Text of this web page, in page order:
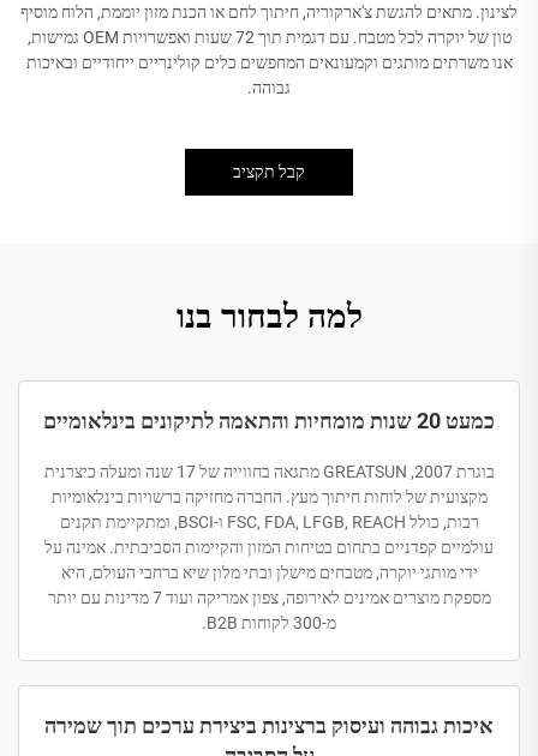
לצינון. מתאים להגשת צ'ארקוריה, חיתוך לחם או הכנת מזון יוממת, הלוח מוסיף
טון של יוקרה לכל מטבח. עם דגמית תוך 72 שעות ואפשרויות OEM גמישות,
אנו משרתים מותגים וקמעונאים המחפשים כלים קולינריים ייחודיים ובאיכות
גבוהה.
קבל תקציב
למה לבחור בנו
כמעט 20 שנות מומחיות והתאמה לתיקונים בינלאומיים
בוגרת 2007, GREATSUN מתגאה בחווייה של 17 שנה ומעלה כיצרנית
מקצועית של לוחות חיתוך מעץ. החברה מחזיקה ברשויות בינלאומיות
רבות, כולל FSC, FDA, LFGB, REACH ו-BSCI, ומתקיימת תקנים
עולמיים קפדניים בתחום בטיחות המזון והקיימות הסביבתית. אמינה על
ידי מותגי יוקרה, מטבחים מישלן ובתי מלון שיא ברחבי העולם, היא
מספקת מוצרים אמינים לאירופה, צפון אמריקה ועוד 7 מדינות עם יותר
מ-300 לקוחות B2B.
איכות גבוהה ועיסוק ברצינות ביצירת ערכים תוך שמירה